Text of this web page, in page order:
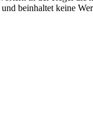
beinhaltet keine